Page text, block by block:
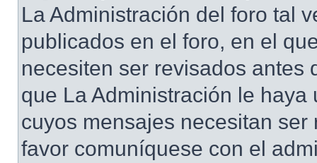
La Administración del foro tal
publicados en el foro, en el
necesiten ser revisados antes
que La Administración le
cuyos mensajes necesitan
favor comuníquese con el